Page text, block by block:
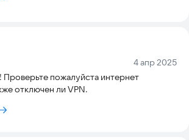
Дата:
4 апр 2025
Проверьте пожалуйста интернет
отключен ли VPN.